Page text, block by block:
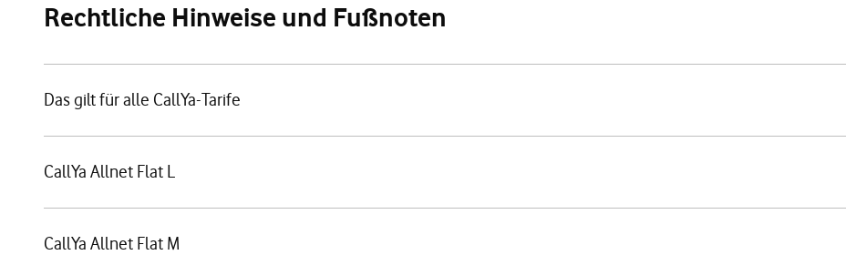
Rechtliche Hinweise und Fußnoten
Das gilt für alle CallYa-Tarife
CallYa Allnet Flat L
CallYa Allnet Flat M